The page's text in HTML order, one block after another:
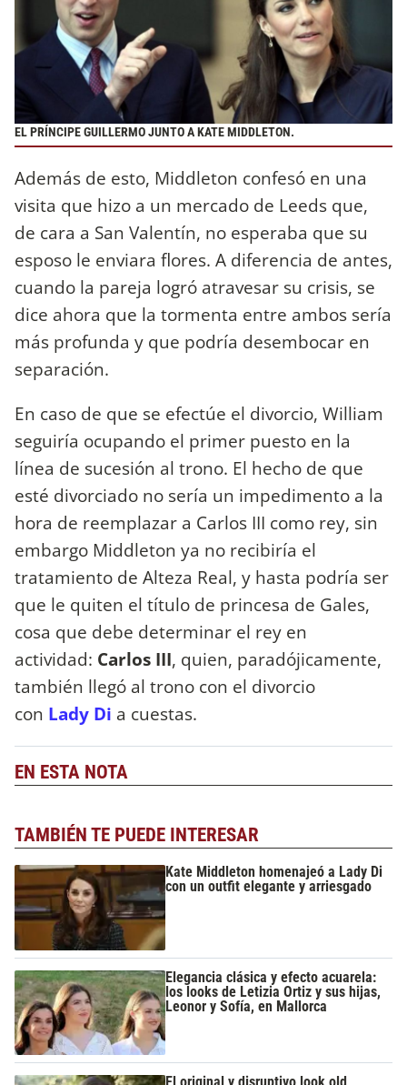
EL PRÍNCIPE GUILLERMO JUNTO A KATE MIDDLETON.
Además de esto, Middleton confesó en una
visita que hizo a un mercado de Leeds que,
de cara a San Valentín, no esperaba que su
esposo le enviara flores. A diferencia de antes,
cuando la pareja logró atravesar su crisis, se
dice ahora que la tormenta entre ambos sería
más profunda y que podría desembocar en
separación.
En caso de que se efectúe el divorcio, William
seguiría ocupando el primer puesto en la
línea de sucesión al trono. El hecho de que
esté divorciado no sería un impedimento a la
hora de reemplazar a Carlos III como rey, sin
embargo Middleton ya no recibiría el
tratamiento de Alteza Real, y hasta podría ser
que le quiten el título de princesa de Gales,
cosa que debe determinar el rey en
actividad: Carlos III, quien, paradójicamente,
también llegó al trono con el divorcio
con Lady Di a cuestas.
EN ESTA NOTA
TAMBIÉN TE PUEDE INTERESAR
Kate Middleton homenajeó a Lady Di
con un outfit elegante y arriesgado
Elegancia clásica y efecto acuarela:
los looks de Letizia Ortiz y sus hijas,
Leonor y Sofía, en Mallorca